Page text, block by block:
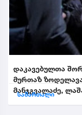
დაკავებულთა
მურთაზ
მანჯგვალაძე,
სამართალი